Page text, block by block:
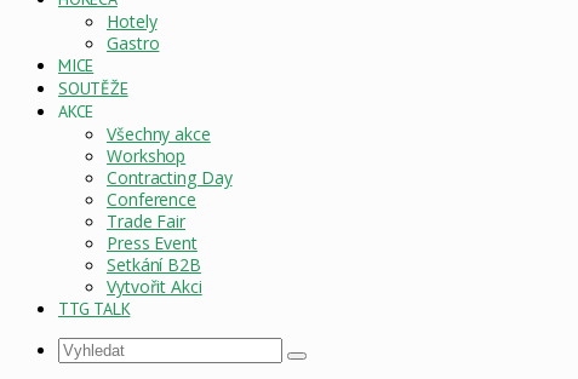
Hotely
Gastro
MICE
SOUTĚŽE
AKCE
Všechny akce
Workshop
Contracting Day
Conference
Trade Fair
Press Event
Setkání B2B
Vytvořit Akci
TTG TALK
Vyhledat